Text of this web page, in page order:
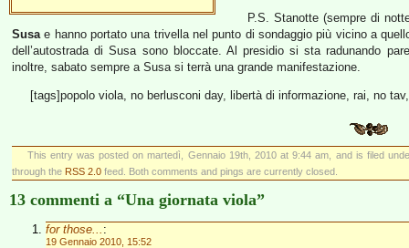
P.S. Stanotte (sempre di
Susae hanno portato una trivella nel punto di sondaggio più vicino a
dell’autostrada di Susa sono bloccate. Al presidio si sta radunando
inoltre, sabato sempre a Susa si terrà una grande manifestazione.
[tags]popolo viola, no berlusconi day, libertà di informazione, rai, no
This entry was posted on martedì, Gennaio 19th, 2010 at 9:44 am, and is filed
through the RSS 2.0 feed. Both comments and pings are currently closed.
13 commenti a “Una giornata viola”
for those... :
19 Gennaio 2010, 15:52